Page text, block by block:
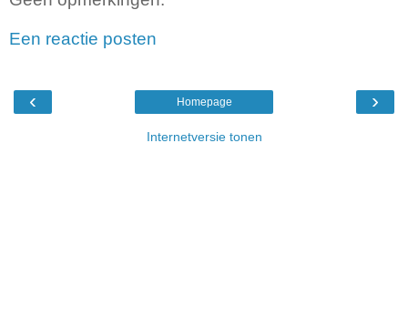
Een reactie posten
‹ ›
Homepage
Internetversie tonen